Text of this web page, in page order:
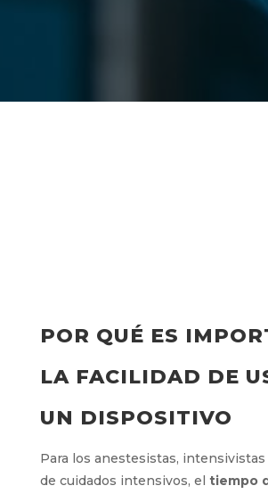
POR QUÉ ES
LA FACILIDAD DE
UN DISPOSITIVO
Para los anestesistas,
de cuidados intensivos, el tiempo